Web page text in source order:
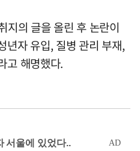
지의 글을 올린 후 논란이
년자 유입, 질병 관리 부재,
고 해명했다.